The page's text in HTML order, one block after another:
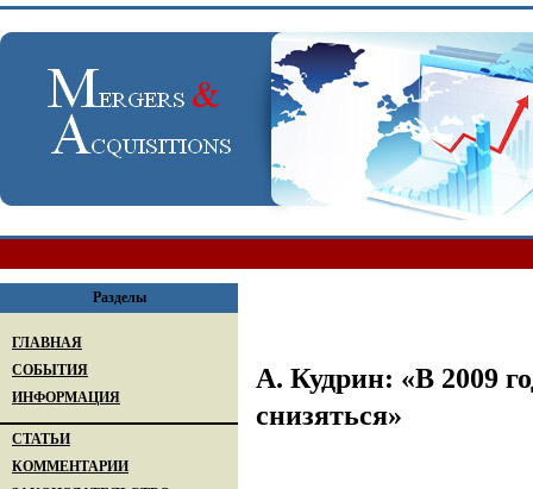
Разделы
ГЛАВНАЯ
СОБЫТИЯ
ИНФОРМАЦИЯ
СТАТЬИ
КОММЕНТАРИИ
А. Кудрин: «В 2009
снизяться»